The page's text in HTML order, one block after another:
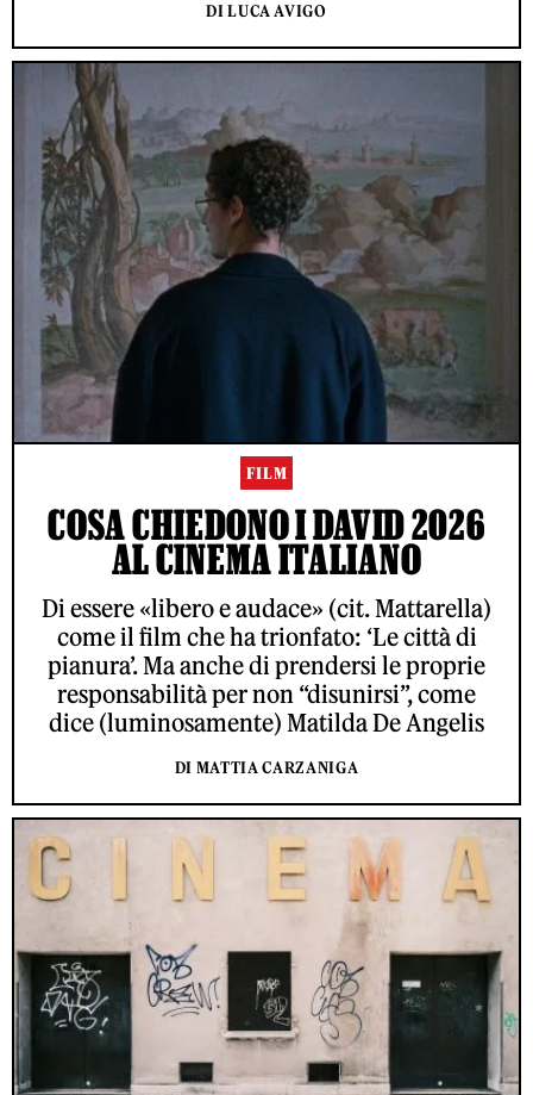
DI LUCA AVIGO
FILM
COSA CHIEDONO I DAVID 2026
AL CINEMA ITALIANO
Di essere «libero e audace» (cit. Mattarella)
come il film che ha trionfato: ‘Le città di
pianura’. Ma anche di prendersi le proprie
responsabilità per non “disunirsi”, come
dice (luminosamente) Matilda De Angelis
DI MATTIA CARZANIGA